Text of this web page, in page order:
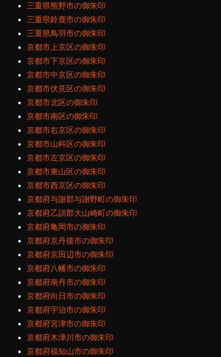
三重県熊野市の御朱印
三重県鈴鹿市の御朱印
三重県鳥羽市の御朱印
京都市上京区の御朱印
京都市下京区の御朱印
京都市中京区の御朱印
京都市伏見区の御朱印
京都市北区の御朱印
京都市南区の御朱印
京都市右京区の御朱印
京都市山科区の御朱印
京都市左京区の御朱印
京都市東山区の御朱印
京都市西京区の御朱印
京都府与謝郡与謝野町の御朱印
京都府乙訓郡大山崎町の御朱印
京都府亀岡市の御朱印
京都府京丹後市の御朱印
京都府京田辺市の御朱印
京都府八幡市の御朱印
京都府南丹市の御朱印
京都府向日市の御朱印
京都府宇治市の御朱印
京都府宮津市の御朱印
京都府木津川市の御朱印
京都府福知山市の御朱印